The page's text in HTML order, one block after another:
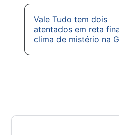
Vale Tudo tem dois
atentados em reta
clima de mistério na